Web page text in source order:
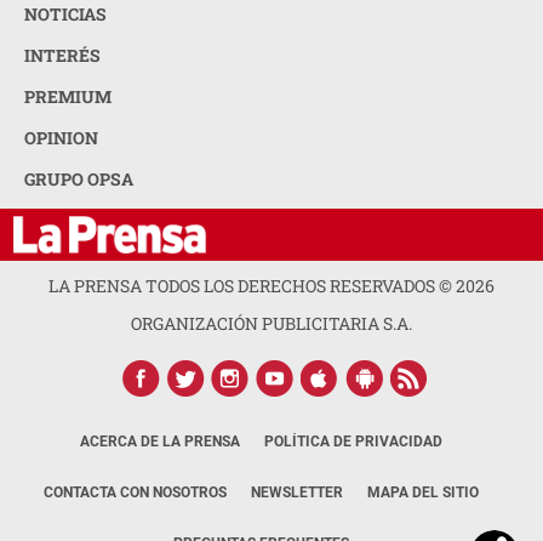
NOTICIAS
INTERÉS
PREMIUM
OPINION
GRUPO OPSA
LA PRENSA TODOS LOS DERECHOS RESERVADOS ©2026
ORGANIZACIÓN PUBLICITARIA S.A.
ACERCA DE LA PRENSA POLÍTICA DE PRIVACIDAD
CONTACTA CON NOSOTROS NEWSLETTER MAPA DEL SITIO